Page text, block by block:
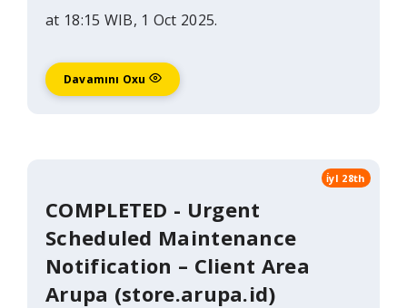
at 18:15 WIB, 1 Oct 2025.
Davamını Oxu
COMPLETED - Urgent
Scheduled Maintenance
Notification – Client Area
Arupa (store.arupa.id)
i̇yl 28th